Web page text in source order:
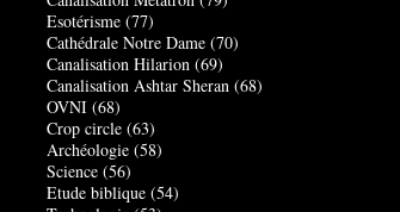
Esotérisme (77)
Cathédrale Notre Dame (70)
Canalisation Hilarion (69)
Canalisation Ashtar Sheran (68)
OVNI (68)
Crop circle (63)
Archéologie (58)
Science (56)
Etude biblique (54)